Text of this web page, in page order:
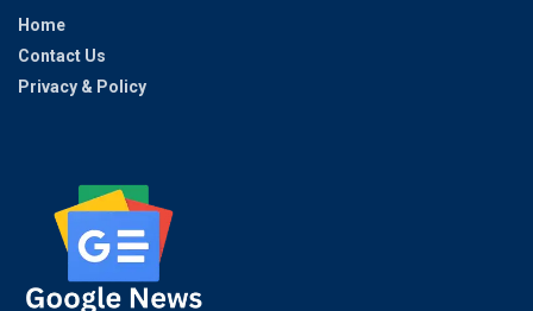
Home
Contact Us
Privacy & Policy